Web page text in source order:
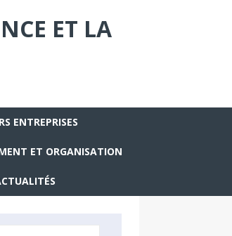
ET LA
ENTREPRISES
ET ORGANISATION